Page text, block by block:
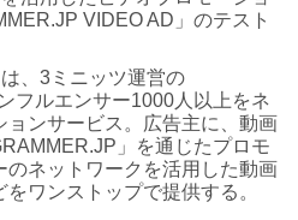
VIDEO AD」のテスト
、3ミニッツ運営の
フルエンサー1000人以上をネ
ョンサービス。広告主に、動画
」を通じたプロモ
のネットワークを活用した動画
ワンストップで提供する。